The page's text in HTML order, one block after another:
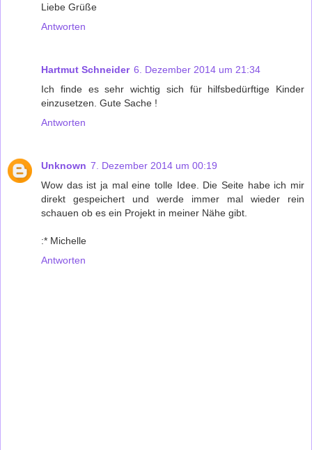
Liebe Grüße
Antworten
Hartmut Schneider 6. Dezember 2014 um 21:34
Ich finde es sehr wichtig sich für hilfsbedürftige Kinder
einzusetzen. Gute Sache !
Antworten
Unknown 7. Dezember 2014 um 00:19
Wow das ist ja mal eine tolle Idee. Die Seite habe ich mir
direkt gespeichert und werde immer mal wieder rein
schauen ob es ein Projekt in meiner Nähe gibt.
:* Michelle
Antworten